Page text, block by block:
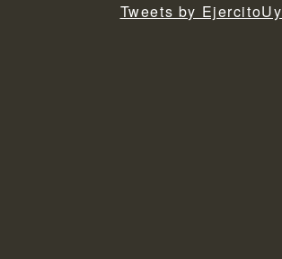
Tweets by EjercitoUy